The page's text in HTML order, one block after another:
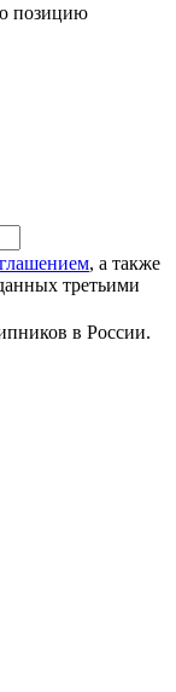
позицию
, а также
третьими